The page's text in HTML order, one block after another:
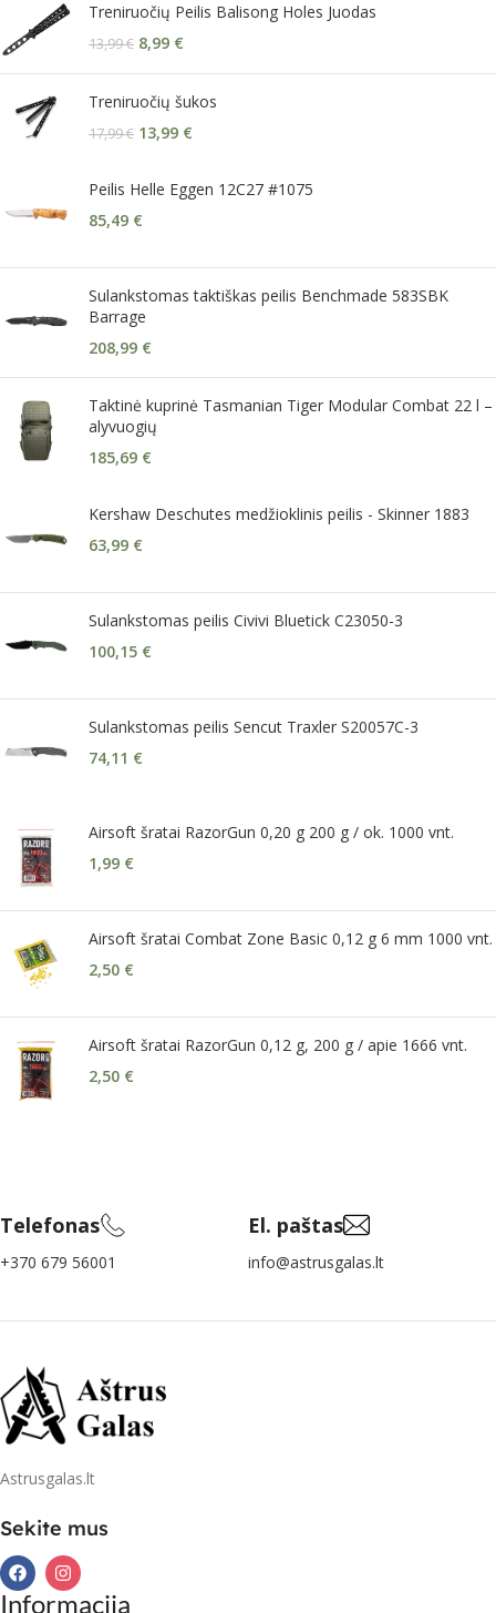
Treniruočių Peilis Balisong Holes Juodas
13,99€ 8,99 €
Treniruočių šukos
17,99€ 13,99 €
Peilis Helle Eggen 12C27 #1075
85,49 €
Sulankstomas taktiškas peilis Benchmade 583SBK
Barrage
208,99 €
Taktinė kuprinė Tasmanian Tiger Modular Combat 22 l –
alyvuogių
185,69 €
Kershaw Deschutes medžioklinis peilis - Skinner 1883
63,99 €
Sulankstomas peilis Civivi Bluetick C23050-3
100,15 €
Sulankstomas peilis Sencut Traxler S20057C-3
74,11 €
Airsoft šratai RazorGun 0,20 g 200 g / ok. 1000 vnt.
1,99 €
Airsoft šratai Combat Zone Basic 0,12 g 6 mm 1000 vnt.
2,50 €
Airsoft šratai RazorGun 0,12 g, 200 g / apie 1666 vnt.
2,50 €
Telefonas
+370 679 56001
El. paštas
info@astrusgalas.lt
Astrusgalas.lt
Sekite mus
Informacija